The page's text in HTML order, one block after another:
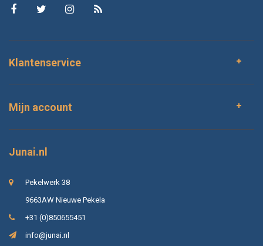
Klantenservice
Mijn account
Junai.nl
Pekelwerk 38
9663AW Nieuwe Pekela
+31 (0)850655451
info@junai.nl